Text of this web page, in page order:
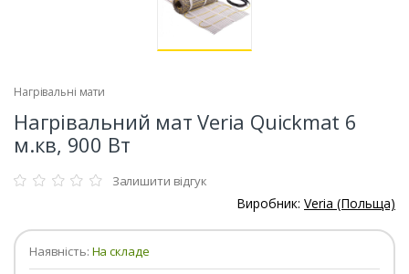
Нагрівальні мати
Нагрівальний мат Veria Quickmat 6
м.кв, 900 Вт
Залишити відгук
Виробник: Veria (Польща)
Наявність: На складе